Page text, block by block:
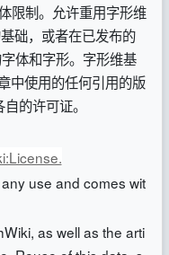
限制。允许重用字形维
础，或者在已发布的
体和字形。字形维基
中使用的任何引用的版
的许可证。
use and comes wit
as well as the arti